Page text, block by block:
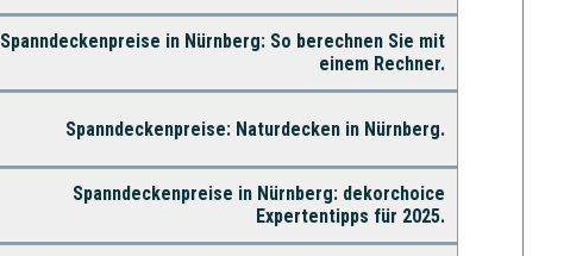
Spanndeckenpreise in Nürnberg: So berechnen Sie mit
einem Rechner.
Spanndeckenpreise: Naturdecken in Nürnberg.
Spanndeckenpreise in Nürnberg: dekorchoice
Expertentipps für 2025.